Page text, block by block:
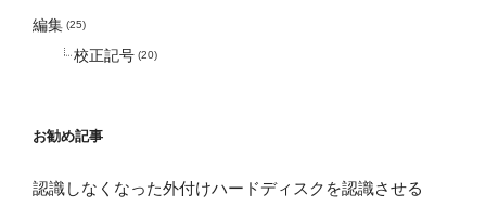
編集 (25)
校正記号 (20)
お勧め記事
認識しなくなった外付けハードディスクを認識させる